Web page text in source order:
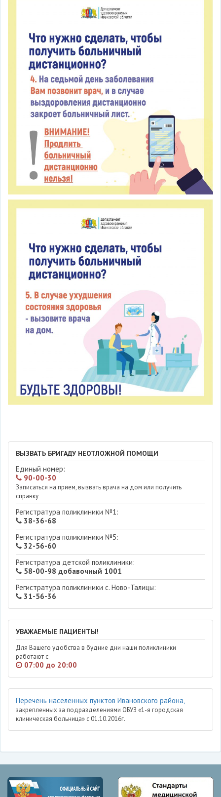
ВЫЗВАТЬ БРИГАДУ НЕОТЛОЖНОЙ ПОМОЩИ
Единый номер:
90-00-30
Записаться на прием, вызвать врача на дом или получить
справку
Регистратура поликлиники №1:
38-36-68
Регистратура поликлиники №5:
32-56-60
Регистратура детской поликлиники:
58-00-98 добавочный 1001
Регистратура поликлиники с. Ново-Талицы:
31-56-36
УВАЖАЕМЫЕ ПАЦИЕНТЫ!
Для Вашего удобства в будние дни наши поликлиники
работают с
07:00 до 20:00
Перечень населенных пунктов Ивановского района,
закрепленных за подразделениями ОБУЗ «1-я городская
клиническая больница» с 01.10.2016г.